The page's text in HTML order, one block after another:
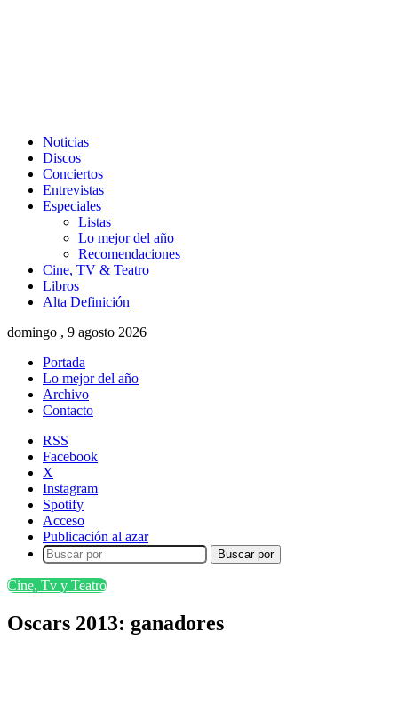
Noticias
Discos
Conciertos
Entrevistas
Especiales
Listas
Lo mejor del año
Recomendaciones
Cine, TV & Teatro
Libros
Alta Definición
domingo , 9 agosto 2026
Portada
Lo mejor del año
Archivo
Contacto
RSS
Facebook
X
Instagram
Spotify
Acceso
Publicación al azar
Buscar por
Cine, Tv y Teatro
Oscars 2013: ganadores